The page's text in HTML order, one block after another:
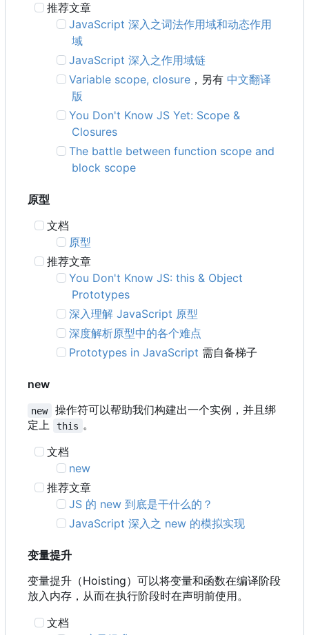
推荐文章
JavaScript 深入之词法作用域和动态作用
域
JavaScript 深入之作用域链
Variable scope, closure ，另有 中文翻译
版
You Don't Know JS Yet: Scope &
Closures
The battle between function scope and
block scope
原型
文档
原型
推荐文章
You Don't Know JS: this & Object
Prototypes
深入理解 JavaScript 原型
深度解析原型中的各个难点
Prototypes in JavaScript 需自备梯子
new
new
操作符可以帮助我们构建出一个实例，并且绑
定上
this 。
文档
new
推荐文章
JS 的 new 到底是干什么的？
JavaScript 深入之 new 的模拟实现
变量提升
变量提升 （Hoisting） 可以将变量和函数在编译阶段
放入内存 ， 从而在执行阶段时在声明前使用。
文档